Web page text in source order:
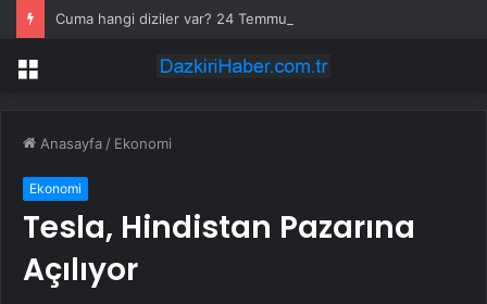
Menü
Anasayfa / Ekonomi
Ekonomi
Tesla, Hindistan Pazarına
Açılıyor